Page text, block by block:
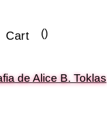
Cart ()
de Alice B. Toklas